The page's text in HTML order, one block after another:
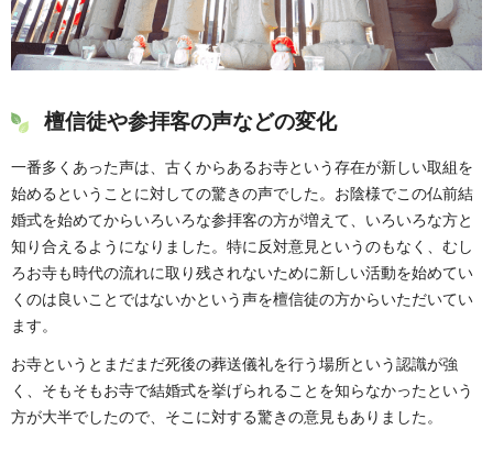
檀信徒や参拝客の声などの変化
一番多くあった声は、古くからあるお寺という存在が新しい取組を
始めるということに対しての驚きの声でした。お陰様でこの仏前結
婚式を始めてからいろいろな参拝客の方が増えて、いろいろな方と
知り合えるようになりました。特に反対意見というのもなく、むし
ろお寺も時代の流れに取り残されないために新しい活動を始めてい
くのは良いことではないかという声を檀信徒の方からいただいてい
ます。
お寺というとまだまだ死後の葬送儀礼を行う場所という認識が強
く、そもそもお寺で結婚式を挙げられることを知らなかったという
方が大半でしたので、そこに対する驚きの意見もありました。